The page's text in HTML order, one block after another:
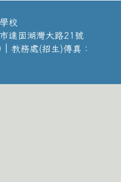
校
達固湖灣大路21號
教務處(招生)傳真：